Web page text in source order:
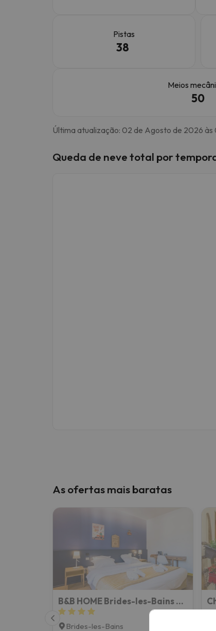
Pistas
38
Meios
50
Última atualização: 02 de Agosto de 2026
Queda de neve total por
As ofertas mais baratas
B&B HOME Brides-les-Bains Les 3 Vallées
Brides-les-Bains